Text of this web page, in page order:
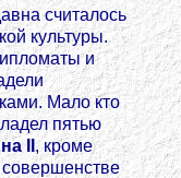
считалось
культуры.
и
Мало кто
пятью
II , кроме
совершенстве